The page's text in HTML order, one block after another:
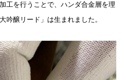
工を行うことで、ハンダ合金層を理
吟醸リード」は生まれました。